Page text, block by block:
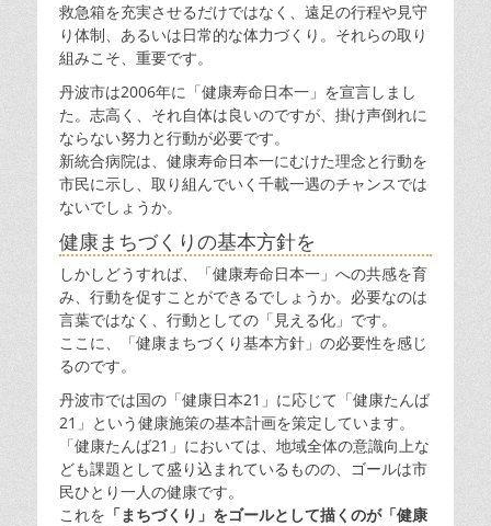
救急箱を充実させるだけではなく、遠足の行程や見守
り体制、あるいは日常的な体力づくり。それらの取り
組みこそ、重要です。
丹波市は2006年に「健康寿命日本一」を宣言しまし
た。志高く、それ自体は良いのですが、掛け声倒れに
ならない努力と行動が必要です。
新統合病院は、健康寿命日本一にむけた理念と行動を
市民に示し、取り組んでいく千載一遇のチャンスでは
ないでしょうか。
健康まちづくりの基本方針を
しかしどうすれば、「健康寿命日本一」への共感を育
み、行動を促すことができるでしょうか。必要なのは
言葉ではなく、行動としての「見える化」です。
ここに、「健康まちづくり基本方針」の必要性を感じ
るのです。
丹波市では国の「健康日本21」に応じて「健康たんば
21」という健康施策の基本計画を策定しています。
「健康たんば21」においては、地域全体の意識向上な
ども課題として盛り込まれているものの、ゴールは市
民ひとり一人の健康です。
これを 「まちづくり」をゴールとして描くのが「健康